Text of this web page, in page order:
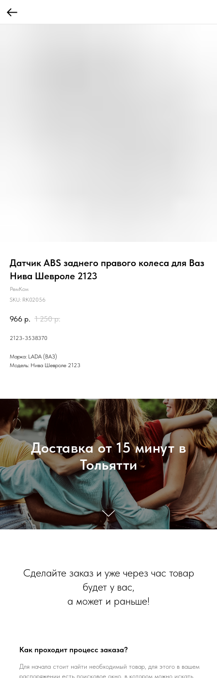
Датчик ABS заднего правого колеса для Ваз
Нива Шевроле 2123
РемКом
SKU: RK02056
966 р. 1 250 р.
2123-3538370
Марка: LADA (ВАЗ)
Модель: Нива Шевроле 2123
Доставка от 15 минут в
Тольятти
Сделайте заказ и уже через час товар
будет у вас,
а может и раньше!
Как проходит процесс заказа?
Для начала стоит найти необходимый товар, для этого в вашем
распоряжении есть поисковое окно, в котором можно искать